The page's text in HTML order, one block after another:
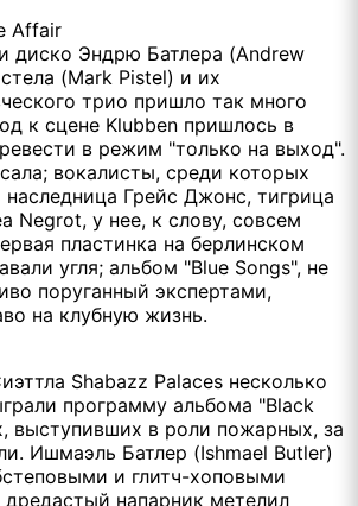
Affair
диско Эндрю Батлера (Andrew
(Mark Pistel) и их
трио пришло так много
к сцене Klubben пришлось в
в режим "только на выход".
вокалисты, среди которых
наследница Грейс Джонс, тигрица
Negrot, у нее, к слову, совсем
пластинка на берлинском
угля; альбом "Blue Songs", не
поруганный экспертами,
на клубную жизнь.
Shabazz Palaces несколько
программу альбома "Black
выступивших в роли пожарных, за
Ишмаэль Батлер (Ishmael Butler)
и глитч-хоповыми
напарник метелил